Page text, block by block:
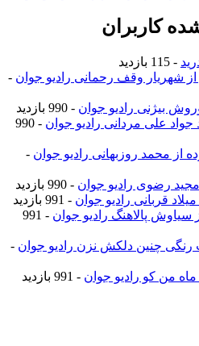
کاربران
- 115 بازدید
از شهریار وقف رحمانی رادیو جوان -
بیژنی رادیو جوان - 990 بازدید
جواد علی مردانی رادیو جوان
- 990
از محمد روزبهانی رادیو جوان -
مجید رضوی رادیو جوان - 990 بازدید
قربانی رادیو جوان - 991 بازدید
سیاوش پالاهنگ رادیو جوان
- 991
رنگی چنین دلکش نزن رادیو جوان -
ماه من کو رادیو جوان - 991 بازدید